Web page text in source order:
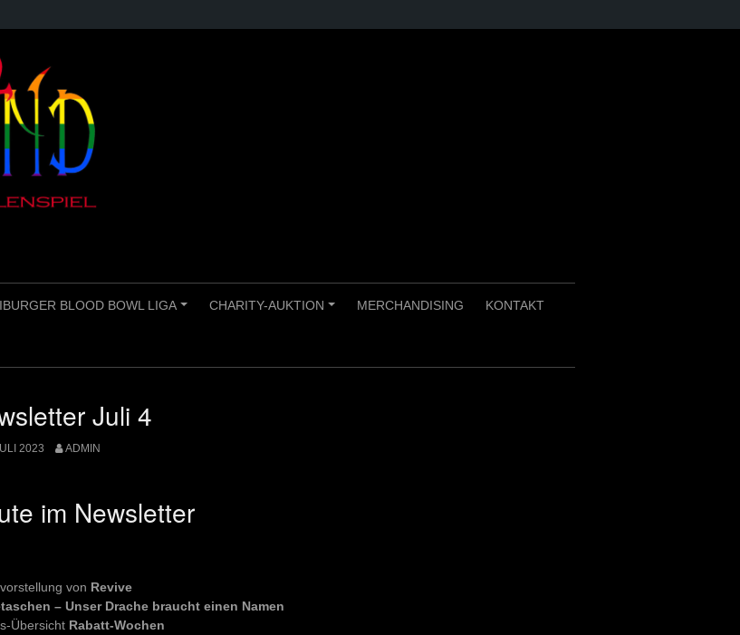
BLOOD BOWL LIGA CHARITY-AUKTION MERCHANDISING KONTAKT
Juli 4
2023 ADMIN
im Newsletter
von Revive
– Unser Drache braucht einen Namen
Übersicht Rabatt-Wochen